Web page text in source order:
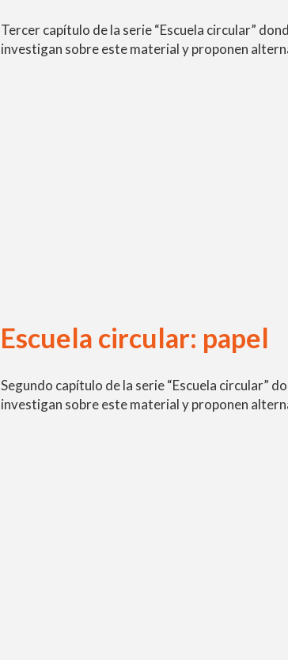
Tercer capítulo de la serie “Escuela circular”
investigan sobre este material y proponen
Escuela circular: papel
Segundo capítulo de la serie “Escuela circular”
investigan sobre este material y proponen